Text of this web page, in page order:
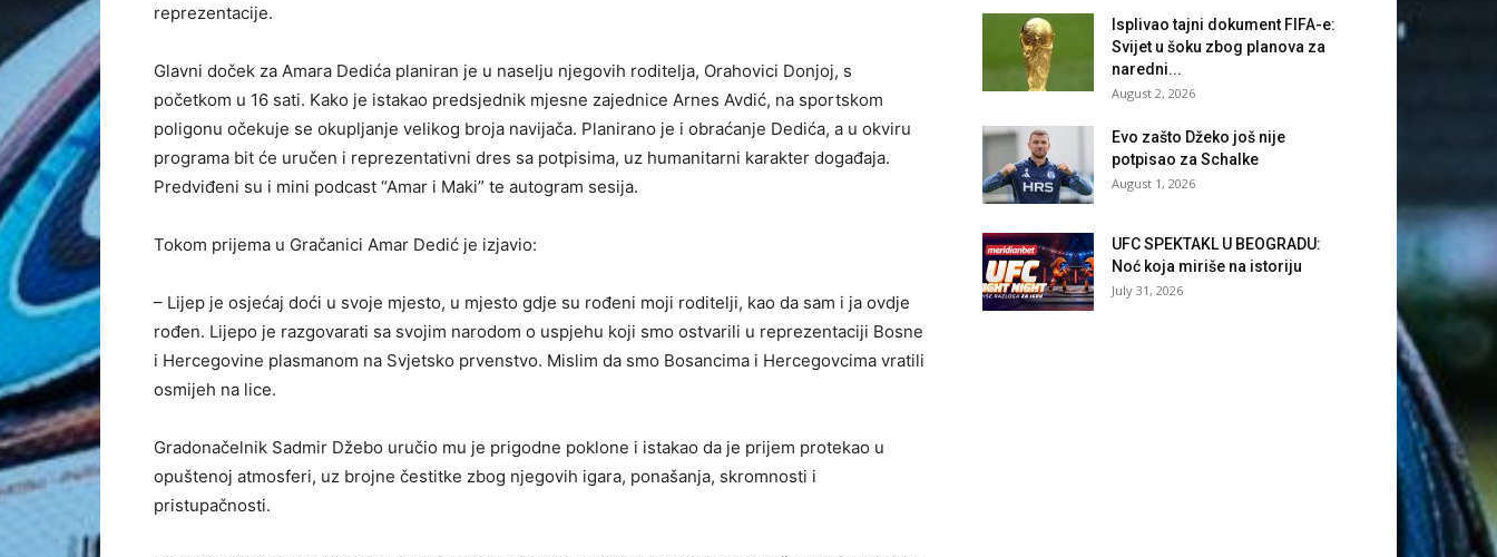
reprezentacije.
Glavni doček za Amara Dedića planiran je u naselju njegovih roditelja, Orahovici Donjoj, s
početkom u 16 sati. Kako je istakao predsjednik mjesne zajednice Arnes Avdić, na sportskom
poligonu očekuje se okupljanje velikog broja navijača. Planirano je i obraćanje Dedića, a u okviru
programa bit će uručen i reprezentativni dres sa potpisima, uz humanitarni karakter događaja.
Predviđeni su i mini podcast “Amar i Maki” te autogram sesija.
Tokom prijema u Gračanici Amar Dedić je izjavio:
– Lijep je osjećaj doći u svoje mjesto, u mjesto gdje su rođeni moji roditelji, kao da sam i ja ovdje
rođen. Lijepo je razgovarati sa svojim narodom o uspjehu koji smo ostvarili u reprezentaciji Bosne
i Hercegovine plasmanom na Svjetsko prvenstvo. Mislim da smo Bosancima i Hercegovcima vratili
osmijeh na lice.
Gradonačelnik Sadmir Džebo uručio mu je prigodne poklone i istakao da je prijem protekao u
opuštenoj atmosferi, uz brojne čestitke zbog njegovih igara, ponašanja, skromnosti i
pristupačnosti.
Isplivao tajni dokument FIFA-e:
Svijet u šoku zbog planova za
naredni...
August 2, 2026
Evo zašto Džeko još nije
potpisao za Schalke
August 1, 2026
UFC SPEKTAKL U BEOGRADU:
Noć koja miriše na istoriju
July 31, 2026